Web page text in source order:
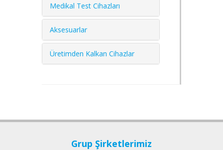
Medikal Test Cihazları
Aksesuarlar
Üretimden Kalkan Cihazlar
Grup Şirketlerimiz